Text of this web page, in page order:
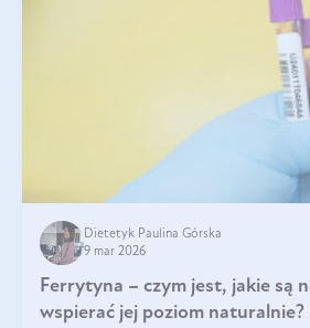
Dietetyk Paulina Górska
9 mar 2026
Ferrytyna – czym jest, jakie są
wspierać jej poziom naturalnie?